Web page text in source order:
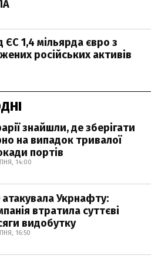
ЄС 1,4 мільярда євро з
російських активів
знайшли, де зберігати
на випадок тривалої
портів
14:00
Укрнафту:
втратила суттєві
видобутку
16:50